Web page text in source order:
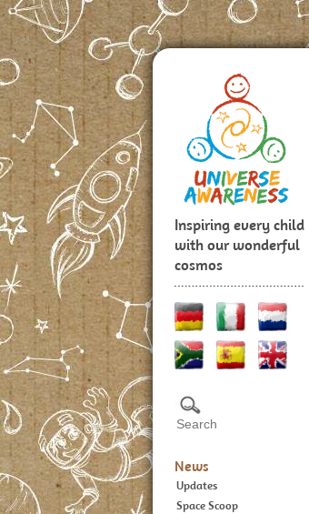
Inspiring every child
with our wonderful
cosmos
News
Updates
Space Scoop